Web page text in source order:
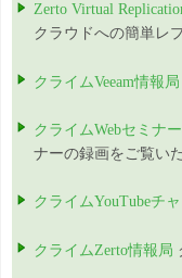
Zerto Virtual
クラウドへの簡単レ
クライムVeeam情報局
クライムWebセミナ
ナーの録画をご覧い
クライムYouTubeチ
クライムZerto情報局